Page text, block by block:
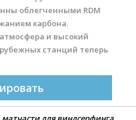
архив
облегченными RDM
карбона.
и высокий
станций теперь